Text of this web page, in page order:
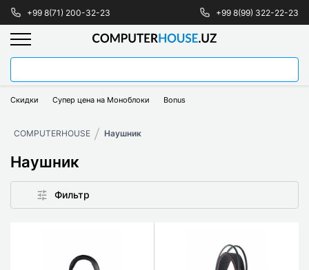
+99 8(71) 200-32-23 +99 8(99) 322-22-23
Скидки Супер цена на Моноблоки Bonus
COMPUTERHOUSE Наушник
Наушник
Фильтр